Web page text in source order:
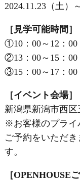
2024.11.23（土）
［見学可能時間］
①10：00～12：00
②13：00～15：00
③15：00～17：00
［イベント会場］
新潟県新潟市西区
※お客様のプライ
ご予約をいただ
す。
［OPENHOUSE